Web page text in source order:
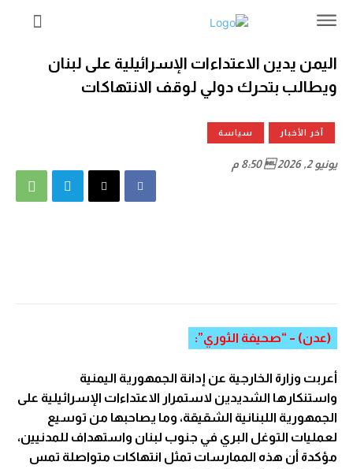
اليمن يدين الاعتداءات الإسرائيلية على لبنان
ويطالب بتحرك دولي لوقف الانتهاكات
آخر الأخبار سياسة
يونيو 2, 2026  8:50 م
(عدن) – “صحيفة الثوري”:
أعربت وزارة الخارجية عن إدانة الجمهورية اليمنية
واستنكارها الشديدين لاستمرار الاعتداءات الإسرائيلية على
الجمهورية اللبنانية الشقيقة، وما يصاحبها من توسيع
لعمليات التوغل البري في جنوب لبنان واستهداف للمدنيين،
مؤكدة أن هذه الممارسات تمثل انتهاكات متواصلة تمس